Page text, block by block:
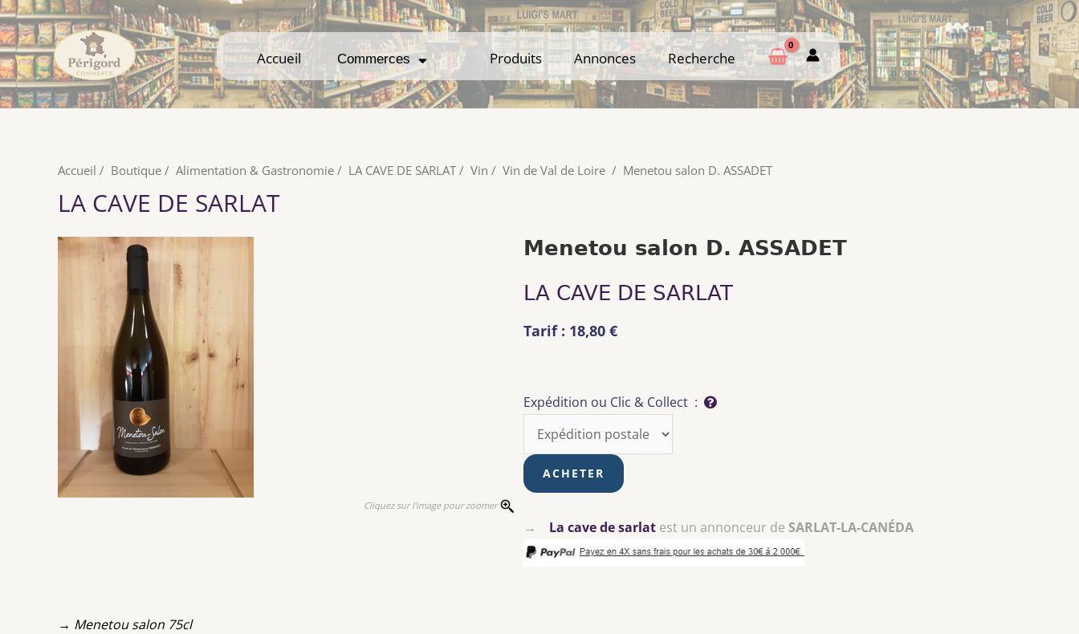
Accueil Commerces Produits Annonces Recherche
Accueil Commerces Produits Annonces Recherche
Accueil / Boutique / Alimentation & Gastronomie / LA CAVE DE SARLAT / Vin / Vin de Val de Loire / Menetou salon D. ASSADET
LA CAVE DE SARLAT
Cliquez sur l'image pour zoomer
Menetou salon D. ASSADET
LA CAVE DE SARLAT
Tarif : 18,80 €
Expédition ou Clic & Collect :
→ La cave de sarlat est un annonceur de SARLAT-LA-CANÉDA
→ Menetou salon 75cl